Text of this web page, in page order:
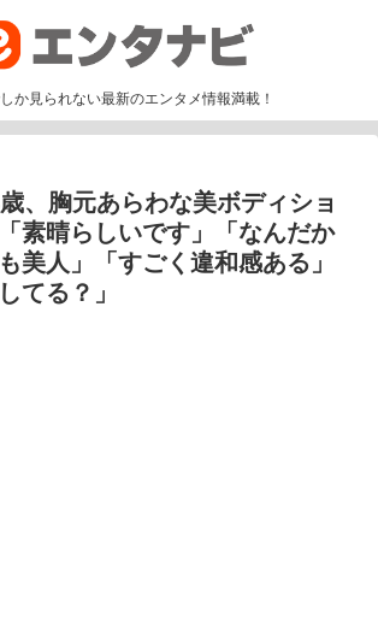
か見られない最新のエンタメ情報満載！
、胸元あらわな美ボディショ
素晴らしいです」「なんだか
美人」「すごく違和感ある」
てる？」